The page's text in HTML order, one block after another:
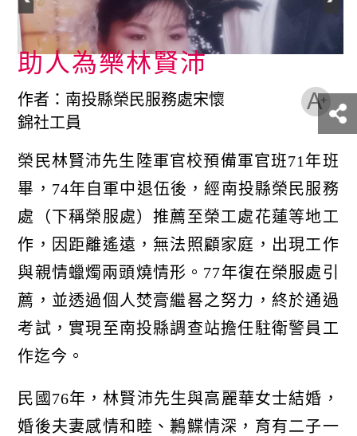
助人為樂林賢沛
作者：南投縣榮民服務處宋懷
錦社工員
榮民林賢沛先生陸軍官校預備軍官班71年班
畢，74年自軍中退伍後，經南投縣榮民服務
處（下稱榮服處）推薦至榮工處花蓮等地工
作，因距離遙遠，無法照顧家庭，出現工作
與親情蠟燭兩頭燒情形。77年復在榮服處引
薦，並透過個人焚膏繼晷之努力，終於通過
考試，實現至南投縣調查站擔任駐衛警員工
作迄今。
民國76年，林賢沛先生與高麗華女士結婚，
婚後夫妻感情和睦、鶼鰈情深，育有二子一